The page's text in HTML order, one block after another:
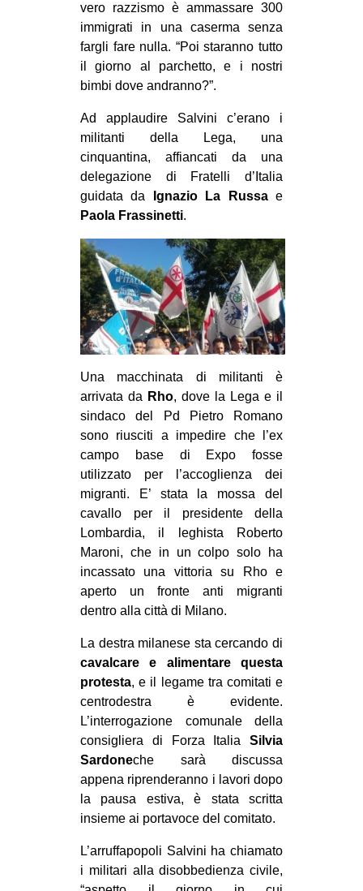
AFRICA
AMERICHE
ESTREMO ORIENTE
MEDIO ORIENTE
MONDO
Fb
tw
bsky
SEARCH
vero razzismo è ammassare 300
immigrati in una caserma senza
fargli fare nulla. “Poi staranno tutto
il giorno al parchetto, e i nostri
bimbi dove andranno?”.
Ad applaudire Salvini c’erano i
militanti della Lega, una
cinquantina, affiancati da una
delegazione di Fratelli d’Italia
guidata da Ignazio La Russae
Paola Frassinetti.
Una macchinata di militanti è
arrivata da Rho, dove la Lega e il
sindaco del Pd Pietro Romano
sono riusciti a impedire che l’ex
campo base di Expo fosse
utilizzato per l’accoglienza dei
migranti. E’ stata la mossa del
cavallo per il presidente della
Lombardia, il leghista Roberto
Maroni, che in un colpo solo ha
incassato una vittoria su Rho e
aperto un fronte anti migranti
dentro alla città di Milano.
La destra milanese sta cercando di
cavalcare e alimentare questa
protesta, e il legame tra comitati e
centrodestra è evidente.
L’interrogazione comunale della
consigliera di Forza Italia Silvia
Sardoneche sarà discussa
appena riprenderanno i lavori dopo
la pausa estiva, è stata scritta
insieme ai portavoce del comitato.
L’arruffapopoli Salvini ha chiamato
i militari alla disobbedienza civile,